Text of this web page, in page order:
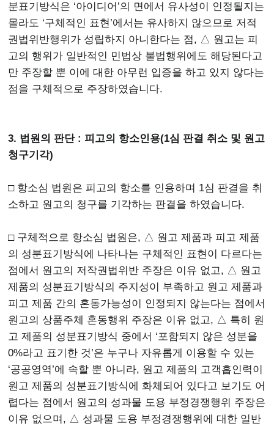
분표기방식은 ‘아이디어’의 면에서 유사성이 인정될지는
몰라도 ‘구체적인 표현’에서는 유사하지 않으므로 저적
권법위반행위가 성립하지 아니한다는 점, △ 원고는 피
고의 행위가 일반적인 민법상 불법행위에도 해당된다고
만 주장할 뿐 이에 대한 아무런 입증을 하고 있지 않다는
점을 구체적으로 주장하였습니다.
3. 법원의 판단 : 피고의 항소인용(1심 판결 취소 및 원고
청구기각)
□ 항소심 법원은 피고의 항소를 인용하며 1심 판결을 취
소하고 원고의 청구를 기각하는 판결을 하였습니다.
□ 구체적으로 항소심 법원은, △ 원고 제품과 피고 제품
의 성분표기방식에 나타나는 구체적인 표현이 다르다는
점에서 원고의 저작권법위반 주장은 이유 없고, △ 원고
제품의 성분표기방식의 주지성이 부족하고 원고 제품과
피고 제품 간의 혼동가능성이 인정되지 않는다는 점에서
원고의 상품주체 혼동행위 주장은 이유 없고, △ 특히 원
고 제품의 성분표기방식 중에서 ‘포함되지 않은 성분을
0%라고 표기한 것’은 누구나 자유롭게 이용할 수 있는
‘공공영역’에 속할 뿐 아니라, 원고 제품의 고객흡인력이
원고 제품의 성분표기방식에 화체되어 있다고 보기도 어
렵다는 점에서 원고의 성과물 도용 부정경쟁행위 주장은
이유 없으며, △ 성과물 도용 부정경쟁행위에 대한 일반